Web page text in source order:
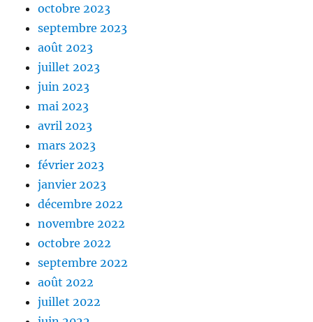
octobre 2023
septembre 2023
août 2023
juillet 2023
juin 2023
mai 2023
avril 2023
mars 2023
février 2023
janvier 2023
décembre 2022
novembre 2022
octobre 2022
septembre 2022
août 2022
juillet 2022